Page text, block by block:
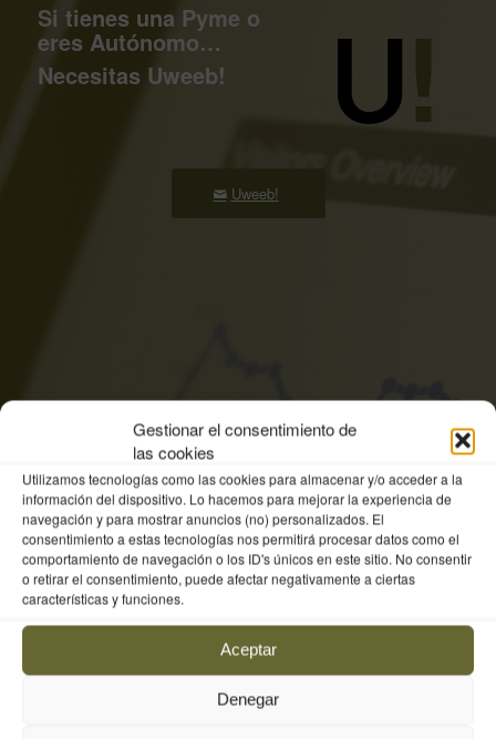
Gestionar el consentimiento de
las cookies
Utilizamos tecnologías como las cookies para almacenar y/o acceder a la
información del dispositivo. Lo hacemos para mejorar la experiencia de
navegación y para mostrar anuncios (no) personalizados. El
consentimiento a estas tecnologías nos permitirá procesar datos como el
comportamiento de navegación o los ID's únicos en este sitio. No consentir
o retirar el consentimiento, puede afectar negativamente a ciertas
características y funciones.
Aceptar
Denegar
Si tienes una Pyme o
eres Autónomo…
Necesitas Uweeb!
Uweeb!